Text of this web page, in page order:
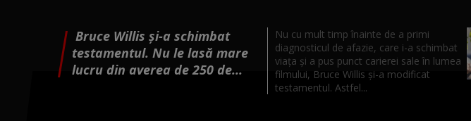
Bruce Willis și-a schimbat
testamentul. Nu le lasă mare
lucru din averea de 250 de...
Nu cu mult timp înainte de a primi
diagnosticul de afazie, care i-a schimbat
viața și a pus punct carierei sale în lumea
filmului, Bruce Willis și-a modificat
testamentul. Astfel...